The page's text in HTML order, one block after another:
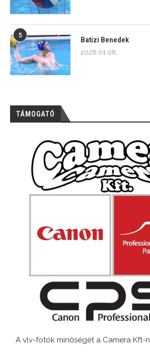
5
Batizi Benedek
2026.01.08.
TÁMOGATÓ
A vlv-fotók minőségét a Camera Kft-